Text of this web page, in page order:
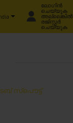
ലോഗിൻ
ചെയ്യുക
അല്ലെങ്കിൽ
രജിസ്റ്റർ
ചെയ്യുക
സ്പൌട്ട്